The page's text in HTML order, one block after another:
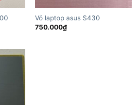
Vỏ laptop asus S430
750.000₫